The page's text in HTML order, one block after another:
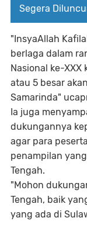
Segera
"InsyaAllah
berlaga dalam
Nasional ke-
atau 5 besar
Samarinda"
Ia juga
dukungannya
agar para
penampilan
Tengah.
"Mohon
Tengah, baik
yang ada di